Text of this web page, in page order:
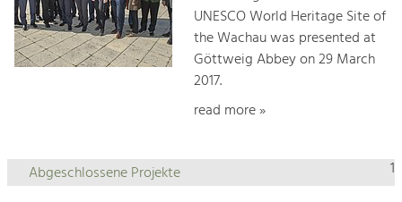
UNESCO World Heritage Site of
the Wachau was presented at
Göttweig Abbey on 29 March
2017.
read more »
1
Abgeschlossene Projekte